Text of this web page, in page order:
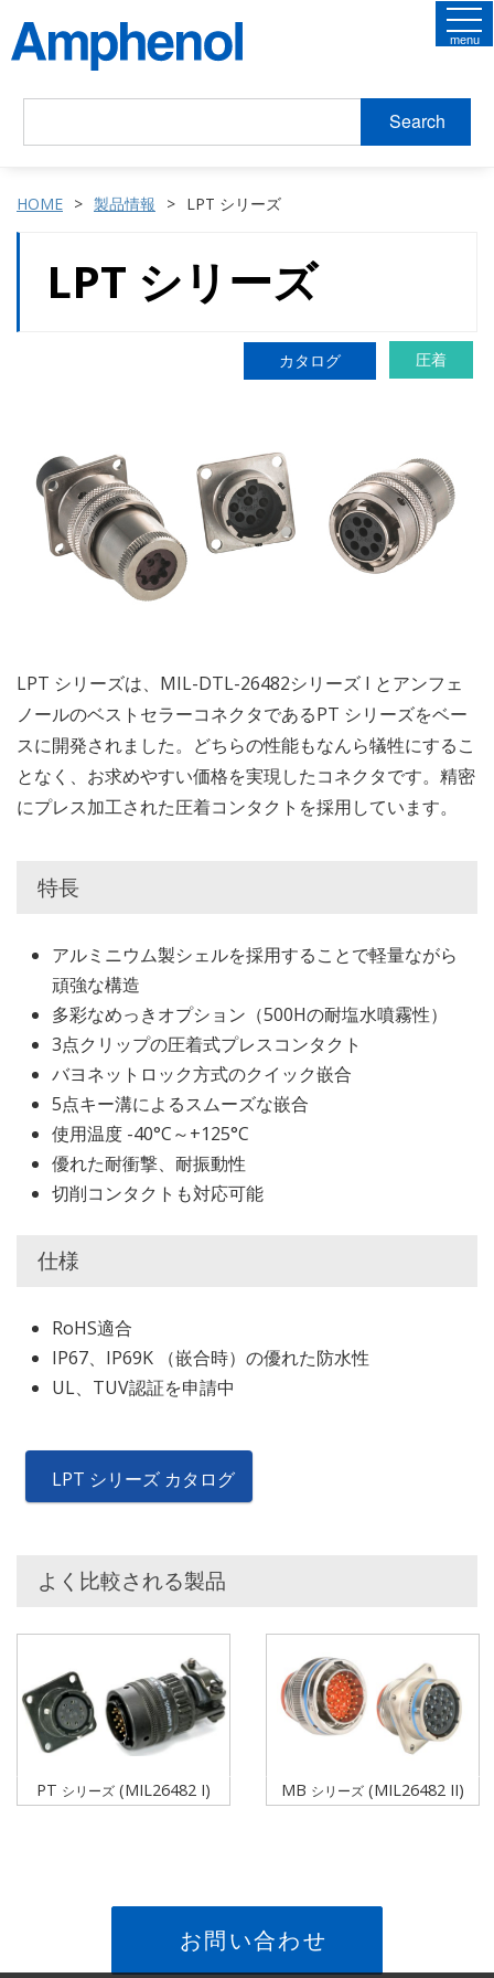
Search
menu
HOME 製品情報 LPT シリーズ
LPT シリーズ
カタログ 圧着
LPT シリーズは、MIL-DTL-26482シリーズ I とアンフェ
ノールのベストセラーコネクタであるPT シリーズをベー
スに開発されました。どちらの性能もなんら犠牲にするこ
となく、お求めやすい価格を実現したコネクタです。精密
にプレス加工された圧着コンタクトを採用しています。
特長
アルミニウム製シェルを採用することで軽量ながら
頑強な構造
多彩なめっきオプション（500Hの耐塩水噴霧性）
3点クリップの圧着式プレスコンタクト
バヨネットロック方式のクイック嵌合
5点キー溝によるスムーズな嵌合
使用温度 -40°C～+125°C
優れた耐衝撃、耐振動性
切削コンタクトも対応可能
仕様
RoHS適合
IP67、IP69K （嵌合時）の優れた防水性
UL、TUV認証を申請中
LPT シリーズ カタログ
よく比較される製品
PT シリーズ (MIL26482 I) MB シリーズ(MIL26482 II)
お問い合わせ